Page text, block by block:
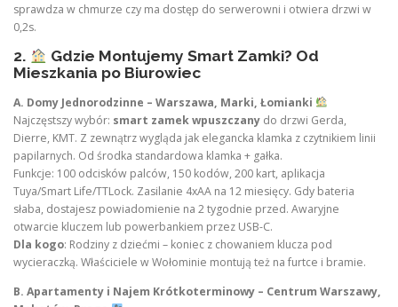
sprawdza w chmurze czy ma dostęp do serwerowni i otwiera drzwi w
0,2s.
2.
Gdzie Montujemy Smart Zamki? Od
Mieszkania po Biurowiec
A. Domy Jednorodzinne – Warszawa, Marki, Łomianki
Najczęstszy wybór: smart zamek wpuszczany do drzwi Gerda,
Dierre, KMT. Z zewnątrz wygląda jak elegancka klamka z czytnikiem linii
papilarnych. Od środka standardowa klamka + gałka.
Funkcje: 100 odcisków palców, 150 kodów, 200 kart, aplikacja
Tuya/Smart Life/TTLock. Zasilanie 4xAA na 12 miesięcy. Gdy bateria
słaba, dostajesz powiadomienie na 2 tygodnie przed. Awaryjne
otwarcie kluczem lub powerbankiem przez USB-C.
Dla kogo: Rodziny z dziećmi – koniec z chowaniem klucza pod
wycieraczką. Właściciele w Wołominie montują też na furtce i bramie.
B. Apartamenty i Najem Krótkoterminowy – Centrum Warszawy,